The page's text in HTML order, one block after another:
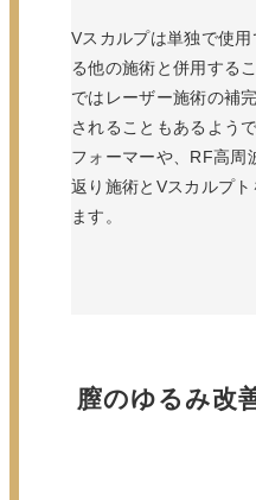
Vスカルプは単独で使
る他の施術と併用する
ではレーザー施術の補
されることもあるよう
フォーマーや、RF高周
返り施術とVスカルプ
ます。
膣のゆるみ改